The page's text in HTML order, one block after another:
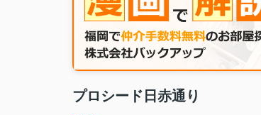
プロシード日赤通り